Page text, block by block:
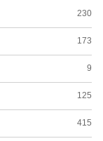
230
173
9
125
415